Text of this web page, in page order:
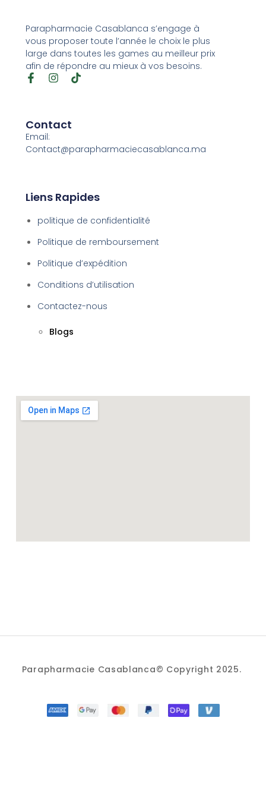
Parapharmacie Casablanca s’engage à
vous proposer toute l’année le choix le plus
large dans toutes les games au meilleur prix
afin de répondre au mieux à vos besoins.
Contact
Email:
Contact@parapharmaciecasablanca.ma
Liens Rapides
politique de confidentialité
Politique de remboursement
Politique d’expédition
Conditions d’utilisation
Contactez-nous
Blogs
Parapharmacie Casablanca© Copyright 2025.